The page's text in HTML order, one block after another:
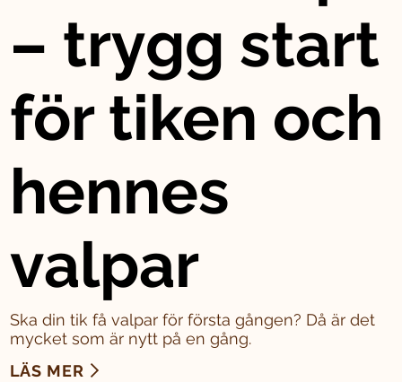
– trygg start
för tiken och
hennes
valpar
Ska din tik få valpar för första gången? Då är det
mycket som är nytt på en gång.
LÄS MER